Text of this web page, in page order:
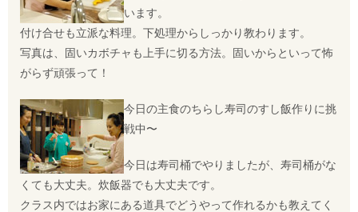
います。
付け合せも立派な料理。下処理からしっかり教わります。
写真は、固いカボチャも上手に切る方法。固いからといって怖
がらず頑張って！
今日の主食のちらし寿司のすし飯作りに挑
戦中〜
今日は寿司桶でやりましたが、寿司桶がな
くても大丈夫。炊飯器でも大丈夫です。
クラス内ではお家にある道具でどうやって作れるかも教えてく